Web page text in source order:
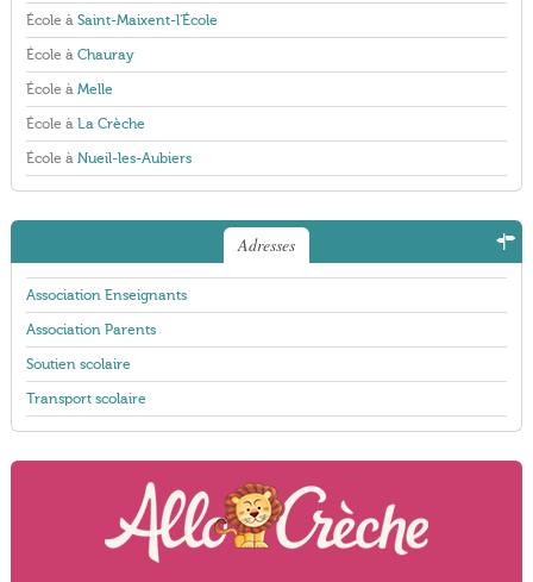
École à Saint-Maixent-l'École
École à Chauray
École à Melle
École à La Crèche
École à Nueil-les-Aubiers
Adresses
Association Enseignants
Association Parents
Soutien scolaire
Transport scolaire